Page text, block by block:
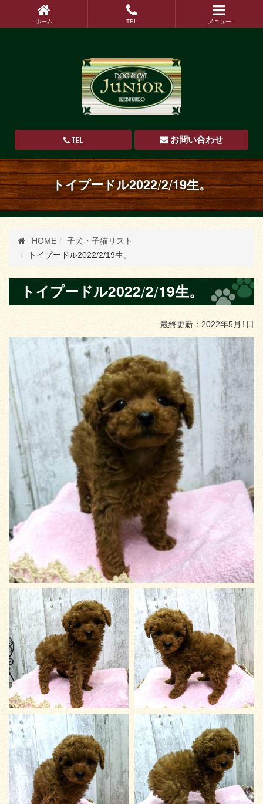
TEL お問い合わせ
ホーム TEL メニュー
トイプードル2022/2/19生。
HOME
子犬・子猫リスト
トイプードル2022/2/19生。
トイプードル2022/2/19生。
最終更新：2022年5月1日